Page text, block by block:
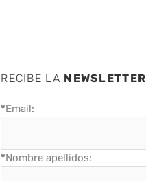
RECIBE LA NEWSLETTER
*Email:
*Nombre apellidos: